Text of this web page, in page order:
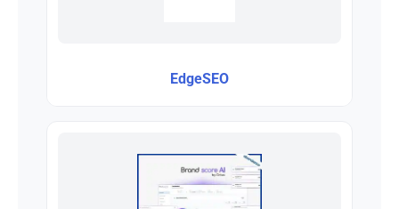
EdgeSEO